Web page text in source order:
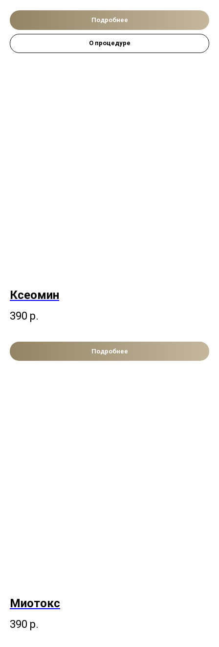
Подробнее
О процедуре
Ксеомин
390 р.
Подробнее
Миотокс
390 р.